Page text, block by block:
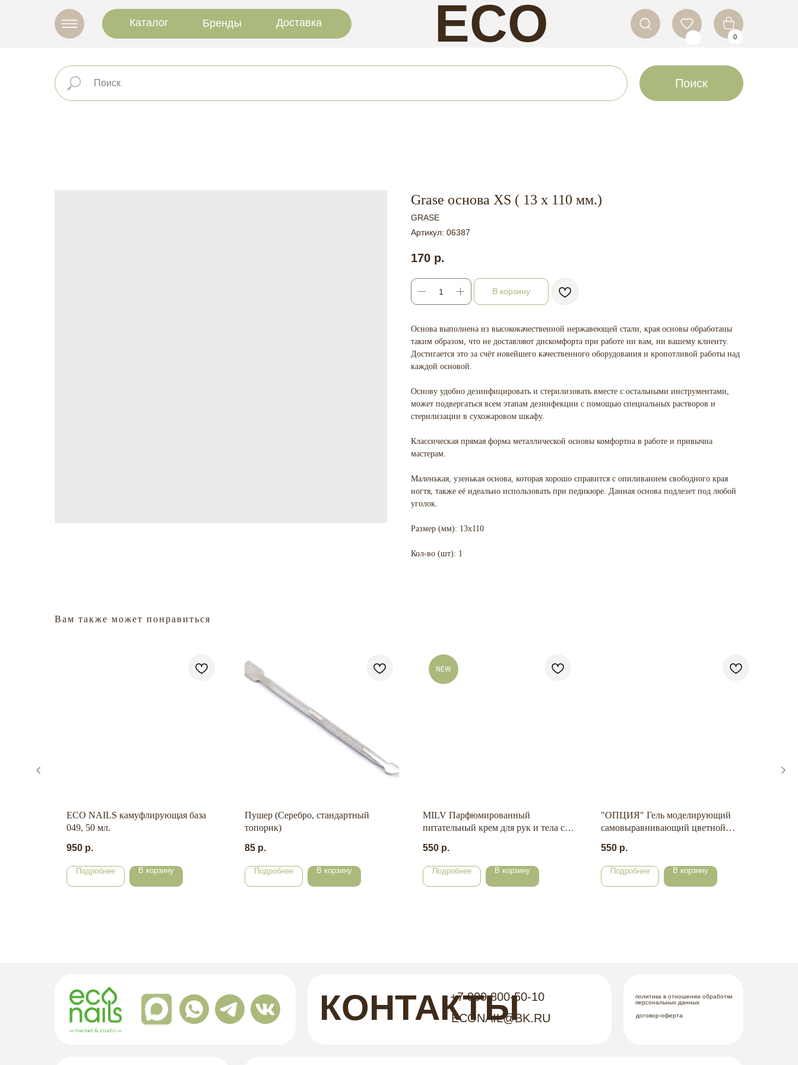
0
ECO
NAILS
Доставка
Каталог Бренды
Поиск
Grase основа XS ( 13 х 110 мм.)
GRASE
Артикул: 06387
170 р.
В корзину
Основа выполнена из высококачественной нержавеющей стали, края основы обработаны
таким образом, что не доставляют дискомфорта при работе ни вам, ни вашему клиенту.
Достигается это за счёт новейшего качественного оборудования и кропотливой работы над
каждой основой.
Основу удобно дезинфицировать и стерилизовать вместе с остальными инструментами,
может подвергаться всем этапам дезинфекции с помощью специальных растворов и
стерилизации в сухожаровом шкафу.
Классическая прямая форма металлической основы комфортна в работе и привычна
мастерам.
Маленькая, узенькая основа, которая хорошо справится с опиливанием свободного края
ногтя, также её идеально использовать при педикюре. Данная основа подлезет под любой
уголок.
Размер (мм): 13х110
Кол-во (шт): 1
Вам также может понравиться
ECO NAILS камуфлирующая база
049, 50 мл.
950 р.
Подробнее В корзину
Пушер (Серебро, стандартный
топорик)
85 р.
Подробнее В корзину
NEW
MILV Парфюмированный
питательный крем для рук и тела с
550 р.
Подробнее В корзину
"ОПЦИЯ" Гель моделирующий
самовыравнивающий цветной
550 р.
Подробнее В корзину
КОНТАКТЫ
+7 909 800-50-10
ECONAIL@BK.RU
политика в отношении обработки
персональных данных
договор-оферта